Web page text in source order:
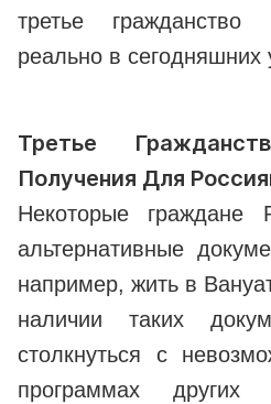
третье
реально в сегодняшних
Третье
Получения Для
Некоторые граждане
альтернативные
например, жить в
наличии таких
столкнуться с
программах других